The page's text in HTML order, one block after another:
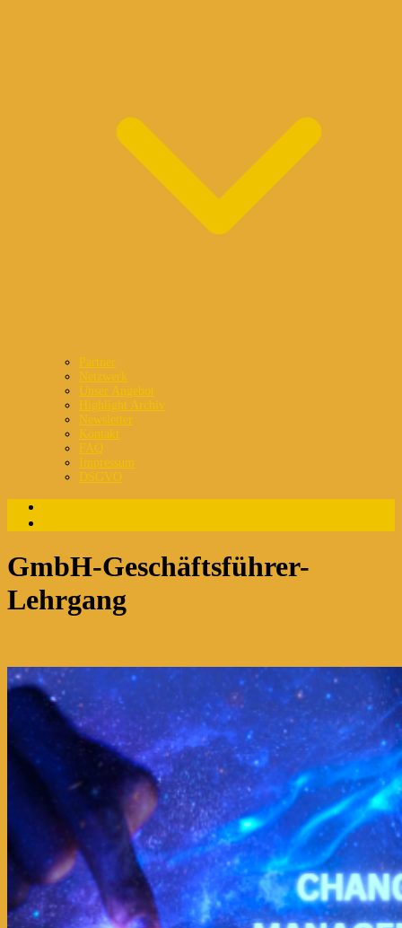
Partner
Netzwerk
Unser Angebot
Highlight Archiv
Newsletter
Kontakt
FAQ
Impressum
DSGVO
GmbH-Geschäftsführer-
Lehrgang